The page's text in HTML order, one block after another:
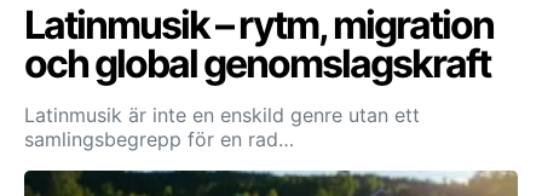
Latinmusik – rytm, migration
och global genomslagskraft
Latinmusik är inte en enskild genre utan ett
samlingsbegrepp för en rad…